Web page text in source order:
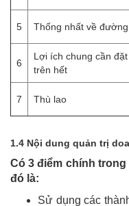
5 Thống nhất về
6
Lợi ích chung cần đặt
trên hết
7 Thù lao
1.4 Nội dung quản trị
Có 3 điểm chính
đó là:
Sử dụng các